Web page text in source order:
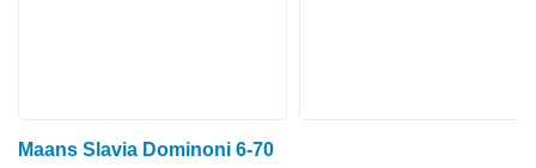
Maans Slavia Dominoni 6-70